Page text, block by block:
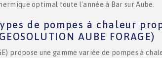
optimal toute l'année à Bar sur Aube.
de pompes à chaleur
AUBE FORAGE)
propose une gamme variée de pompes à